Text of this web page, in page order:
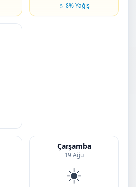
💧 8% Yağış
Çarşamba
19 Ağu
☀️